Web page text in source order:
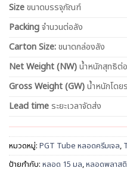
Sizeขนาดบรรจุภัณฑ์
Packingจำนวนต่อลัง
Carton Size:ขนาดกล่องลัง
NetWeight (NW)น้ำหนักสุทธิต่
Gross Weight (GW)น้ำหนักโดย
Lead time ระยะเวลาจัดส่ง
หมวดหมู่: PGT Tube หลอดครีมเจล,
ป้ายกำกับ: หลอด 15 มล,หลอดพลาส